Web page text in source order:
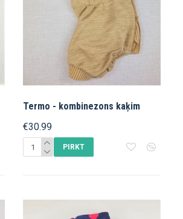
Termo - kombinezons kaķim
€30.99
PIRKT